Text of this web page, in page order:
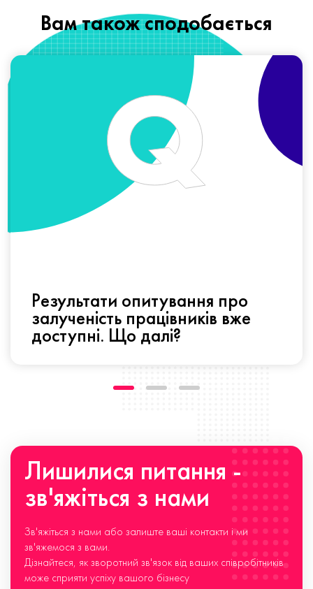
Вам також сподобається
Результати опитування про
залученість працівників вже
доступні. Що далі?
Лишилися питання -
зв'яжіться з нами
Зв'яжіться з нами або залиште ваші контакти і ми
зв'яжемося з вами.
Дізнайтеся, як зворотний зв'язок від ваших співробітників
може сприяти успіху вашого бізнесу